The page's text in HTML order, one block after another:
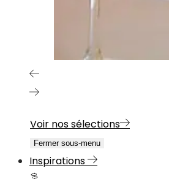
Voir nos sélections
Fermer sous-menu
Inspirations